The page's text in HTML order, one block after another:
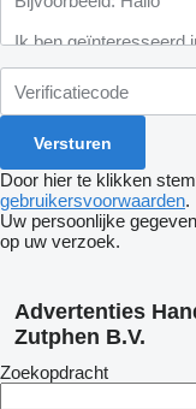
Door hier te klikken
gebruikersvoorwaarden.
Uw persoonlijke
op uw verzoek.
Advertenties
Zutphen B.V.
Zoekopdracht